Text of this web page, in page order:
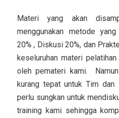
Materi yang akan
menggunakan metode
20% , Diskusi 20%, dan
keseluruhan materi
oleh pemateri kami.
kurang tepat untuk Tim dan
perlu sungkan untuk
training kami sehingga